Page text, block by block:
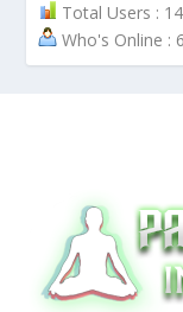
Total Users :
Who's Online : 6